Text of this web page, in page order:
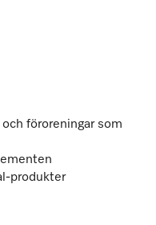
föroreningar som
produkter